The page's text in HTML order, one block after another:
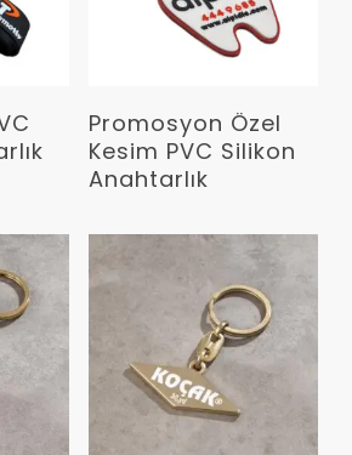
Devamını Oku
Promosyon Özel
Kesim PVC Silikon
Anahtarlık